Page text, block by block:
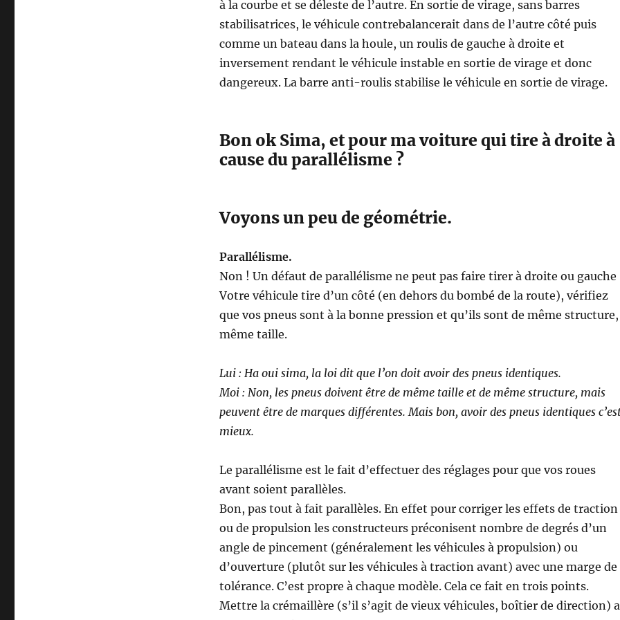
à la courbe et se déleste de l’autre. En sortie de virage, sans barres
stabilisatrices, le véhicule contrebalancerait dans de l’autre côté puis
comme un bateau dans la houle, un roulis de gauche à droite et
inversement rendant le véhicule instable en sortie de virage et donc
dangereux. La barre anti-roulis stabilise le véhicule en sortie de virage.
Bon ok Sima, et pour ma voiture qui tire à droite à
cause du parallélisme ?
Voyons un peu de géométrie.
Parallélisme.
Non ! Un défaut de parallélisme ne peut pas faire tirer à droite ou gauche
Votre véhicule tire d’un côté (en dehors du bombé de la route), vérifiez
que vos pneus sont à la bonne pression et qu’ils sont de même structure,
même taille.
Lui : Ha oui sima, la loi dit que l’on doit avoir des pneus identiques.
Moi : Non, les pneus doivent être de même taille et de même structure, mais
peuvent être de marques différentes. Mais bon, avoir des pneus identiques
mieux.
Le parallélisme est le fait d’effectuer des réglages pour que vos roues
avant soient parallèles.
Bon, pas tout à fait parallèles. En effet pour corriger les effets de traction
ou de propulsion les constructeurs préconisent nombre de degrés d’un
angle de pincement (généralement les véhicules à propulsion) ou
d’ouverture (plutôt sur les véhicules à traction avant) avec une marge de
tolérance. C’est propre à chaque modèle. Cela ce fait en trois points.
Mettre la crémaillère (s’il s’agit de vieux véhicules, boîtier de direction)